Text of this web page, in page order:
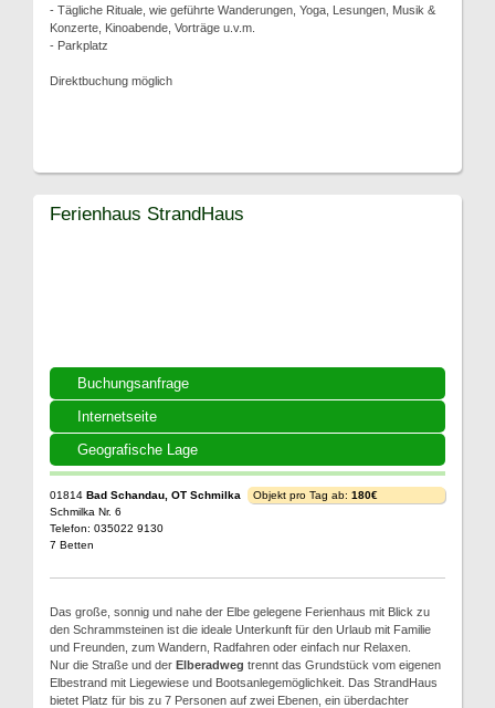
- Tägliche Rituale, wie geführte Wanderungen, Yoga, Lesungen, Musik &
Konzerte, Kinoabende, Vorträge u.v.m.
- Parkplatz
Direktbuchung möglich
Buchungsanfrage
Internetseite
Geografische Lage
Ferienhaus StrandHaus
01814 Bad Schandau, OT Schmilka
Schmilka Nr. 6
Telefon: 035022 9130
7 Betten
Objekt pro Tag ab: 180€
Das große, sonnig und nahe der Elbe gelegene Ferienhaus mit Blick zu
den Schrammsteinen ist die ideale Unterkunft für den Urlaub mit Familie
und Freunden, zum Wandern, Radfahren oder einfach nur Relaxen.
Nur die Straße und der Elberadweg trennt das Grundstück vom eigenen
Elbestrand mit Liegewiese und Bootsanlegemöglichkeit. Das StrandHaus
bietet Platz für bis zu 7 Personen auf zwei Ebenen, ein überdachter